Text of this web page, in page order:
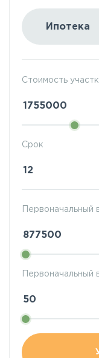
Ипотека
Стоимость
Первоначальный
Срок
Первоначальный